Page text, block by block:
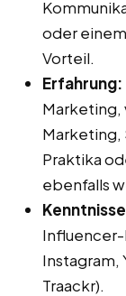
oder
Vorteil.
Erfahrung:
Marketing,
Marketing,
Praktika
ebenfalls
Influencer-
Instagram,
Traackr).